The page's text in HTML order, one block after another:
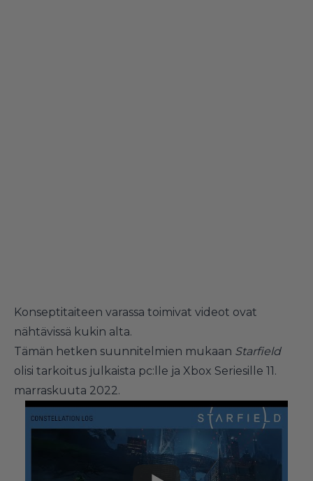
Konseptitaiteen varassa toimivat videot ovat
nähtävissä kukin alta.
Tämän hetken suunnitelmien mukaan Starfield
olisi tarkoitus julkaista pc:lle ja Xbox Seriesille 11.
marraskuuta 2022.